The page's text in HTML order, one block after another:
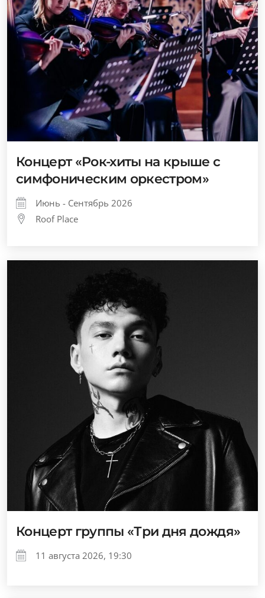
Концерт «Рок-хиты на крыше с
симфоническим оркестром»
Июнь - Сентябрь 2026
Roof Place
Концерт группы «Три дня дождя»
11 августа 2026, 19:30